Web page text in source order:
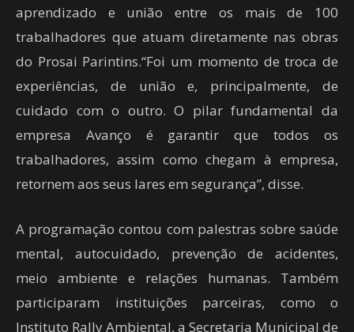
aprendizado e união entre os mais de 100
trabalhadores que atuam diretamente nas obras
do Prosai Parintins.“Foi um momento de troca de
experiências, de união e, principalmente, de
cuidado com o outro. O pilar fundamental da
empresa Avanço é garantir que todos os
trabalhadores, assim como chegam à empresa,
retornem aos seus lares em segurança”, disse.
A programação contou com palestras sobre saúde
mental, autocuidado, prevenção de acidentes,
meio ambiente e relações humanas. Também
participaram instituições parceiras, como o
Instituto Rally Ambiental, a Secretaria Municipal de